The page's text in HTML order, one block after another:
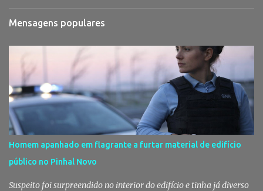
Mensagens populares
Homem apanhado em flagrante a furtar material de edifício
público no Pinhal Novo
Suspeito foi surpreendido no interior do edifício e tinha já diverso